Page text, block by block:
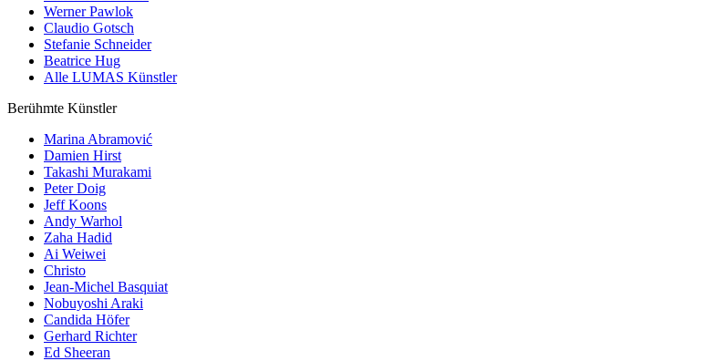
Werner Pawlok
Claudio Gotsch
Stefanie Schneider
Beatrice Hug
Alle LUMAS Künstler
Berühmte Künstler
Marina Abramović
Damien Hirst
Takashi Murakami
Peter Doig
Jeff Koons
Andy Warhol
Zaha Hadid
Ai Weiwei
Christo
Jean-Michel Basquiat
Nobuyoshi Araki
Candida Höfer
Gerhard Richter
Ed Sheeran